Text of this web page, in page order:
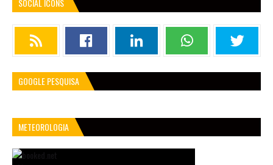
GOOGLE PESQUISA
METEOROLOGIA